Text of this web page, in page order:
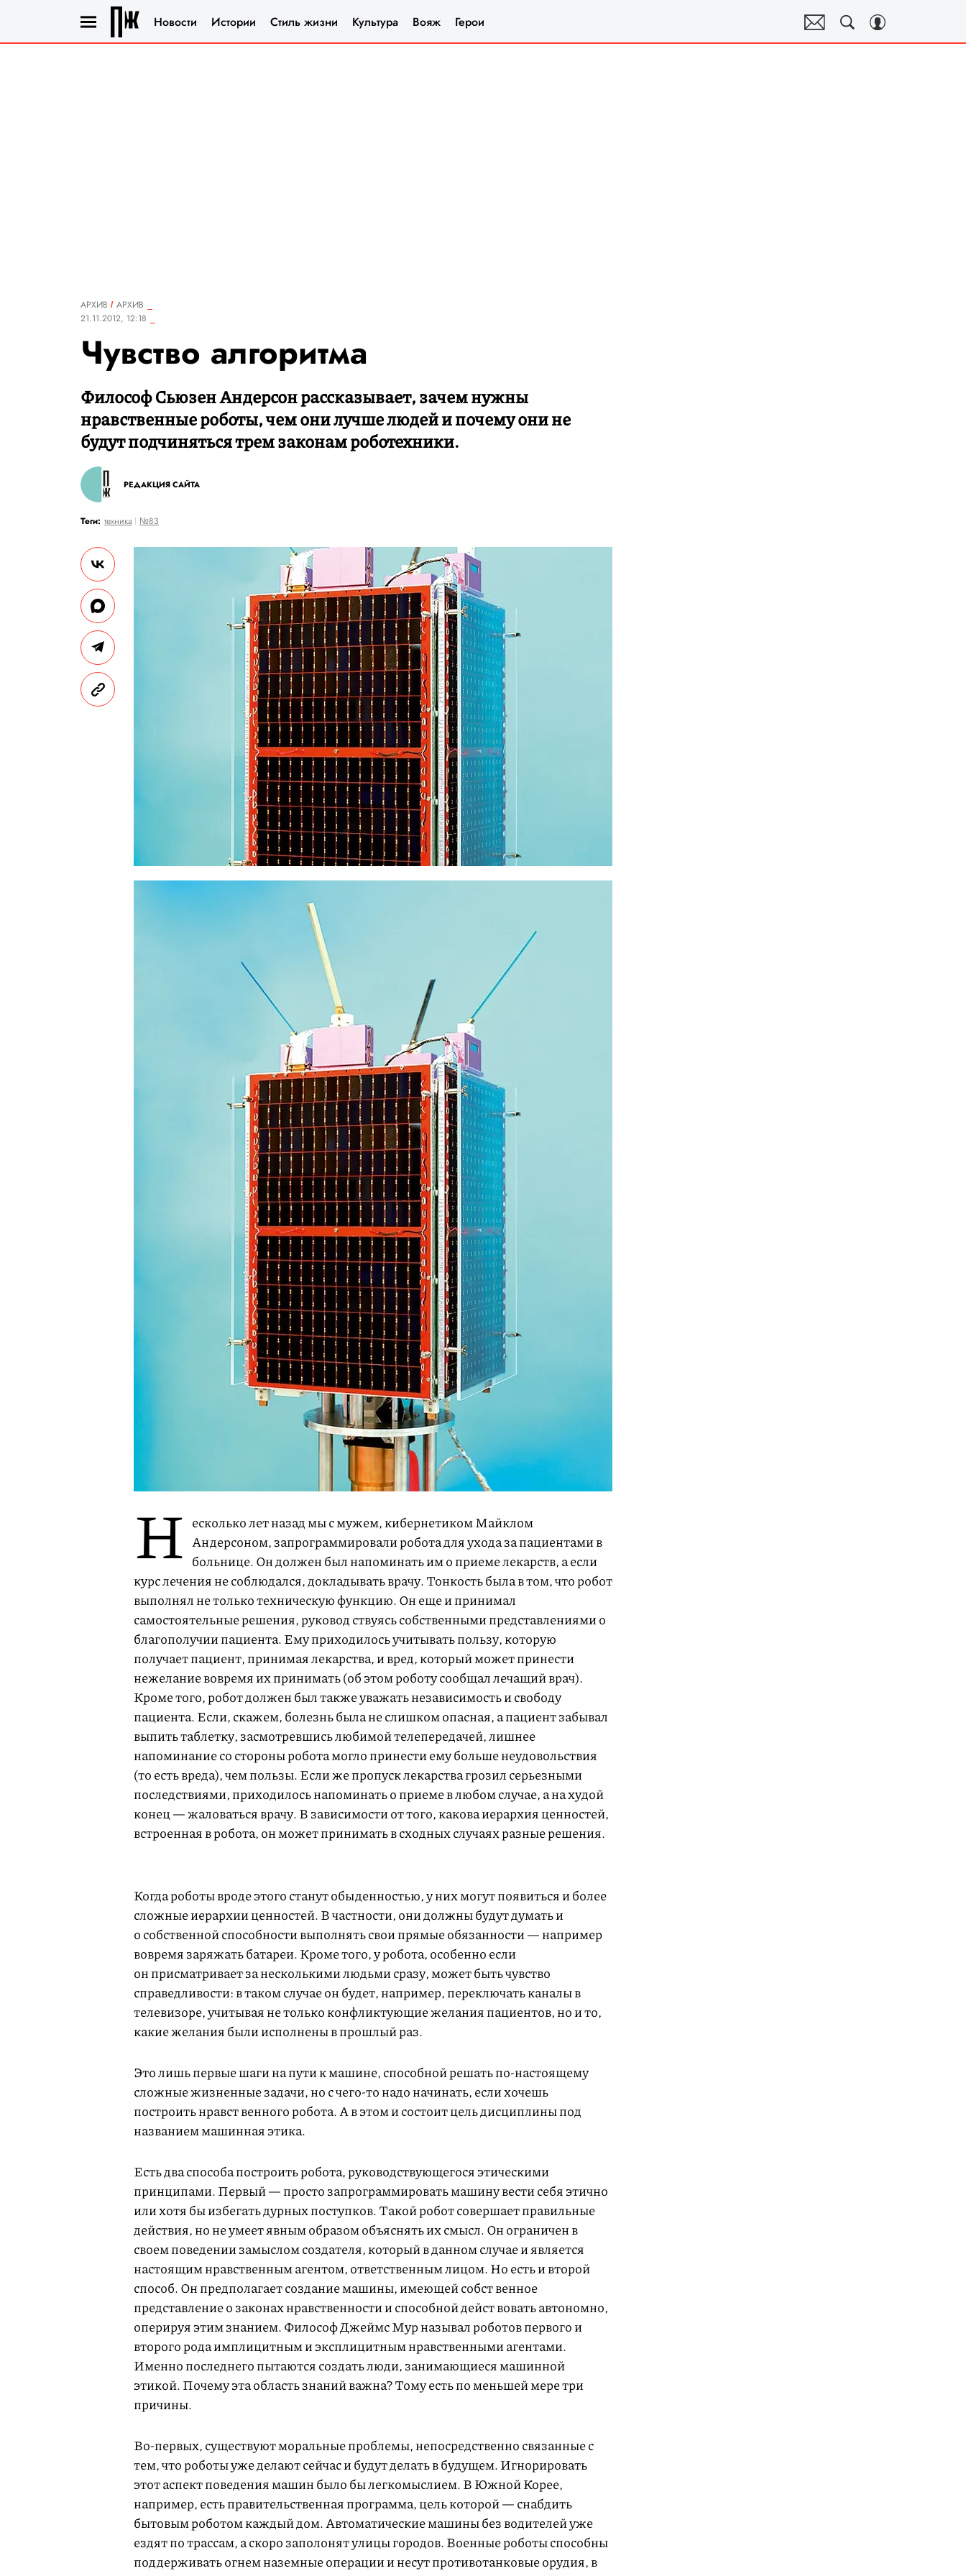
Новости Истории Стиль жизни Культура Вояж Герои
АРХИВ
АРХИВ
21.11.2012, 12:18
Чувство алгоритма
Философ Сьюзен Андерсон рассказывает, зачем нужны
нравственные роботы, чем они лучше людей и почему они не
будут подчиняться трем законам роботехники.
РЕДАКЦИЯ САЙТА
Теги: техника №83
Н есколько лет назад мы с мужем, кибернетиком Майклом
Андерсоном, запрограммировали робота для ухода за пациентами в
больнице. Он должен был напоминать им о приеме лекарств, а если
курс лечения не соблюдался, докладывать врачу. Тонкость была в том, что робот
выполнял не только техническую функцию. Он еще и принимал
самостоятельные решения, руковод ствуясь собственными представлениями о
благополучии пациента. Ему приходилось учитывать пользу, которую
получает пациент, принимая лекарства, и вред, который может принести
нежелание вовремя их принимать (об этом роботу сообщал лечащий врач).
Кроме того, робот должен был также уважать независимость и свободу
пациента. Если, скажем, болезнь была не слишком опасная, а пациент забывал
выпить таблетку, засмотревшись любимой телепередачей, лишнее
напоминание со стороны робота могло принести ему больше неудовольствия
(то есть вреда), чем пользы. Если же пропуск лекарства грозил серьезными
последствиями, приходилось напоминать о приеме в любом случае, а на худой
конец — жаловаться врачу. В зависимости от того, какова иерархия ценностей,
встроенная в робота, он может принимать в сходных случаях разные решения.
Когда роботы вроде этого станут обыденностью, у них могут появиться и более
сложные иерархии ценностей. В частности, они должны будут думать и
о собственной способности выполнять свои прямые обязанности — например
вовремя заряжать батареи. Кроме того, у робота, особенно если
он присматривает за несколькими людьми сразу, может быть чувство
справедливости: в таком случае он будет, например, переключать каналы в
телевизоре, учитывая не только конфликтующие желания пациентов, но и то,
какие желания были исполнены в прошлый раз.
Это лишь первые шаги на пути к машине, способной решать по-настоящему
сложные жизненные задачи, но с чего-то надо начинать, если хочешь
построить нравст венного робота. А в этом и состоит цель дисциплины под
названием машинная этика.
Есть два способа построить робота, руководствующегося этическими
принципами. Первый — просто запрограммировать машину вести себя этично
или хотя бы избегать дурных поступков. Такой робот совершает правильные
действия, но не умеет явным образом объяснять их смысл. Он ограничен в
своем поведении замыслом создателя, который в данном случае и является
настоящим нравственным агентом, ответственным лицом. Но есть и второй
способ. Он предполагает создание машины, имеющей собст венное
представление о законах нравственности и способной дейст вовать автономно,
оперируя этим знанием. Философ Джеймс Мур называл роботов первого и
второго рода имплицитным и эксплицитным нравственными агентами.
Именно последнего пытаются создать люди, занимающиеся машинной
этикой. Почему эта область знаний важна? Тому есть по меньшей мере три
причины.
Во-первых, существуют моральные проблемы, непосредственно связанные с
тем, что роботы уже делают сейчас и будут делать в будущем. Игнорировать
этот аспект поведения машин было бы легкомыслием. В Южной Корее,
например, есть правительственная программа, цель которой — снабдить
бытовым роботом каждый дом. Автоматические машины без водителей уже
ездят по трассам, а скоро заполонят улицы городов. Военные роботы способны
поддерживать огнем наземные операции и несут противотанковые орудия, в